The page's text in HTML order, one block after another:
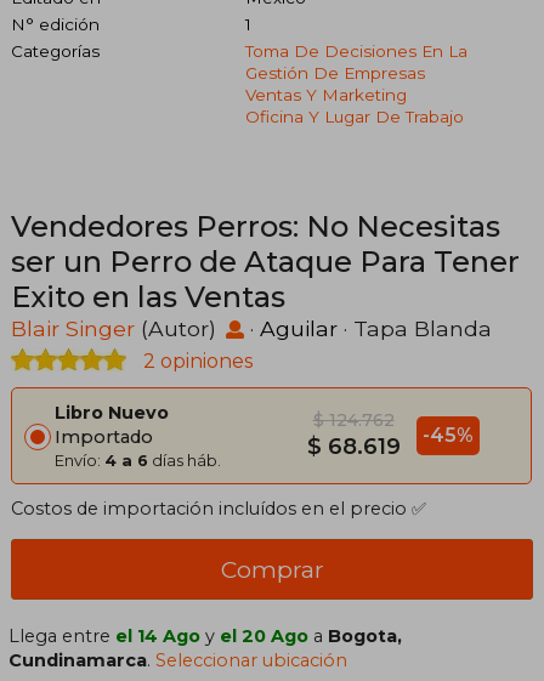
N° edición
1
Categorías
Toma De Decisiones En La
Gestión De Empresas
Ventas Y Marketing
Oficina Y Lugar De Trabajo
Vendedores Perros: No Necesitas
ser un Perro de Ataque Para Tener
Exito en las Ventas
Blair Singer (Autor) · Aguilar · Tapa Blanda
2 opiniones
Libro Nuevo
Importado
Envío: 4 a 6 días háb.
$ 124.762
$ 68.619 -45%
Costos de importación incluídos en el precio ✅
Comprar
Llega entre el 14 Ago y el 20 Ago a Bogota,
Cundinamarca.Seleccionar ubicación